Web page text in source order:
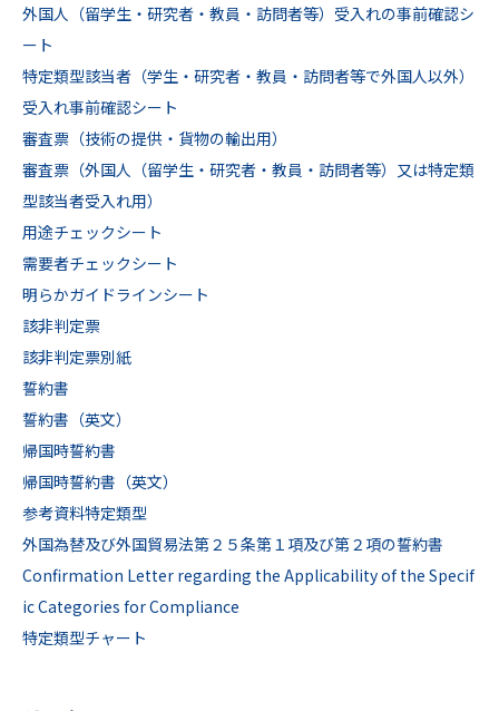
外国人（留学生・研究者・教員・訪問者等）受入れの事前確認シ
ート
特定類型該当者（学生・研究者・教員・訪問者等で外国人以外）
受入れ事前確認シート
審査票（技術の提供・貨物の輸出用）
審査票（外国人（留学生・研究者・教員・訪問者等）又は特定類
型該当者受入れ用）
用途チェックシート
需要者チェックシート
明らかガイドラインシート
該非判定票
該非判定票別紙
誓約書
誓約書（英文）
帰国時誓約書
帰国時誓約書（英文）
参考資料特定類型
外国為替及び外国貿易法第２５条第１項及び第２項の誓約書
Confirmation Letter regarding the Applicability of the Specif
ic Categories for Compliance
特定類型チャート